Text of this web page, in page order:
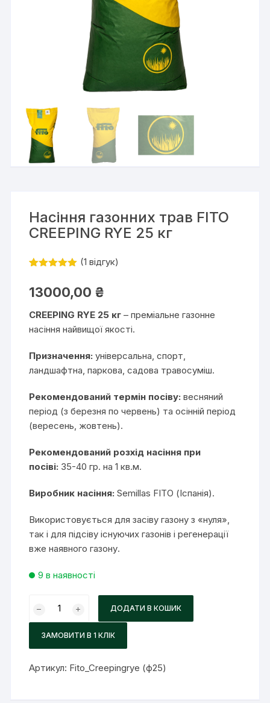
Насіння газонних трав FITO
CREEPING RYE 25 кг
основі
опитування
покупця
(1 відгук)
13000,00 ₴
CREEPING RYE 25 кг – преміальне газонне
насіння найвищої якості.
Призначення: універсальна, спорт,
ландшафтна, паркова, садова травосуміш.
Рекомендований термін посіву:весняний
період (з березня по червень) та осінній період
(вересень, жовтень).
Рекомендований розхід насіння при
посіві: 35-40 гр. на 1 кв.м.
Виробник насіння: Semillas FITO (Іспанія).
Використовується для засіву газону з «нуля»,
так і для підсіву існуючих газонів і регенерації
вже наявного газону.
9 в наявності
газонних
трав
RYE
ДОДАТИ В КОШИК
ЗАМОВИТИ В 1 КЛІК
Артикул: Fito_Creepingrye (ф25)